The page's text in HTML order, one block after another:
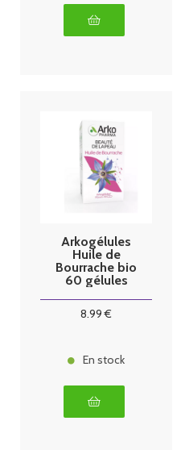
Arkogélules
Huile de
Bourrache bio
60 gélules
8.99 €
En stock